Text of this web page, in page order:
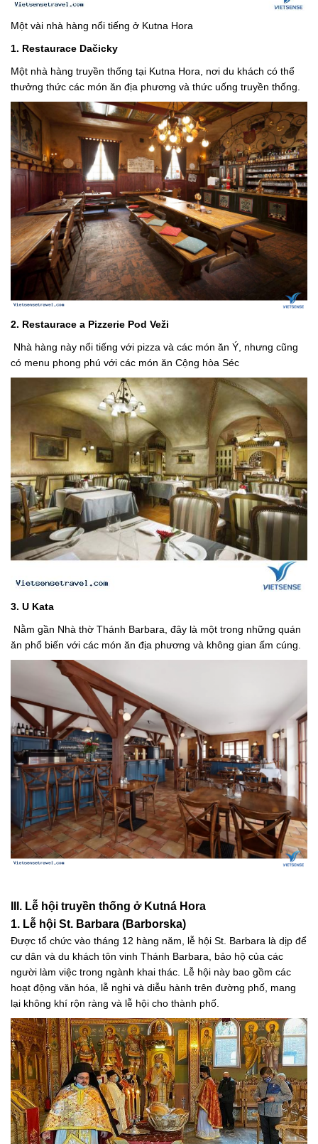
Một vài nhà hàng nổi tiếng ở Kutna Hora
1. Restaurace Dačicky
Một nhà hàng truyền thống tại Kutna Hora, nơi du khách có thể
thưởng thức các món ăn địa phương và thức uống truyền thống.
2. Restaurace a Pizzerie Pod Veži
Nhà hàng này nổi tiếng với pizza và các món ăn Ý, nhưng cũng
có menu phong phú với các món ăn Cộng hòa Séc
3. U Kata
Nằm gần Nhà thờ Thánh Barbara, đây là một trong những quán
ăn phổ biến với các món ăn địa phương và không gian ấm cúng.
III. Lễ hội truyền thống ở Kutná Hora
1. Lễ hội St. Barbara (Barborska)
Được tổ chức vào tháng 12 hàng năm, lễ hội St. Barbara là dịp để
cư dân và du khách tôn vinh Thánh Barbara, bảo hộ của các
người làm việc trong ngành khai thác. Lễ hội này bao gồm các
hoạt động văn hóa, lễ nghi và diễu hành trên đường phố, mang
lại không khí rộn ràng và lễ hội cho thành phố.